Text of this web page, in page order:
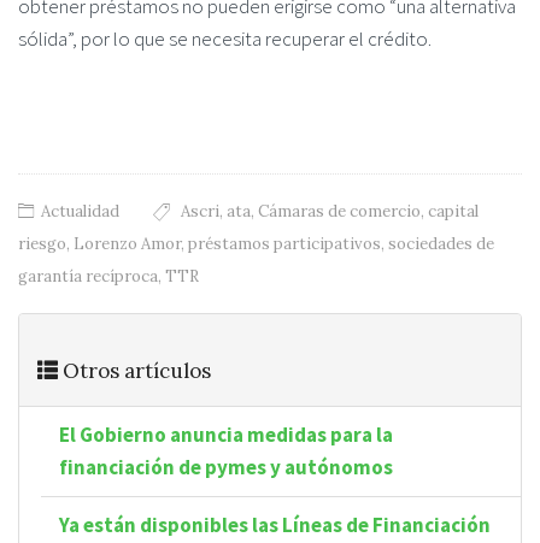
obtener préstamos no pueden erigirse como “una alternativa
sólida”, por lo que se necesita recuperar el crédito.
Actualidad Ascri, ata, Cámaras de comercio, capital
riesgo, Lorenzo Amor, préstamos participativos, sociedades de
garantía recíproca, TTR
Otros artículos
El Gobierno anuncia medidas para la
financiación de pymes y autónomos
Ya están disponibles las Líneas de Financiación